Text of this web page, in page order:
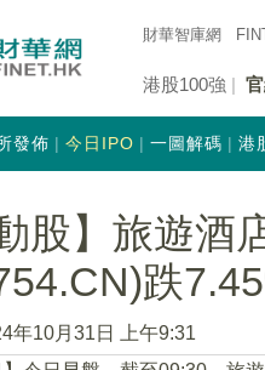
財華智庫網
港股100強
發佈 今日IPO 一圖解碼 港
股】旅遊酒
跌
年10月31日 上午9:31